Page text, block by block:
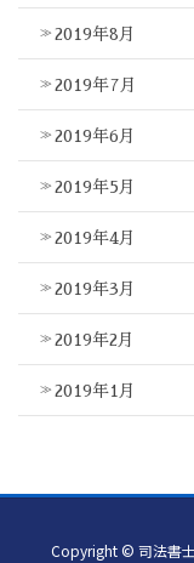
2019年8月
2019年7月
2019年6月
2019年5月
2019年4月
2019年3月
2019年2月
2019年1月
Copyright © 司法書